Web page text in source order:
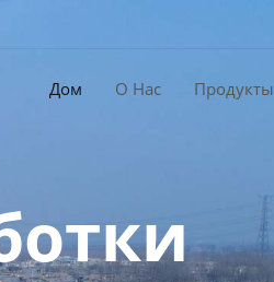
Дом О Нас Продукты